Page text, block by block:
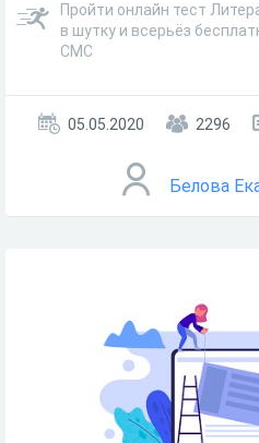
Пройти онлайн тест
в шутку и всерьёз
СМС
05.05.2020 2296
Белова